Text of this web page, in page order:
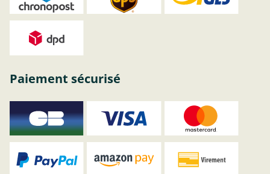
Paiement sécurisé